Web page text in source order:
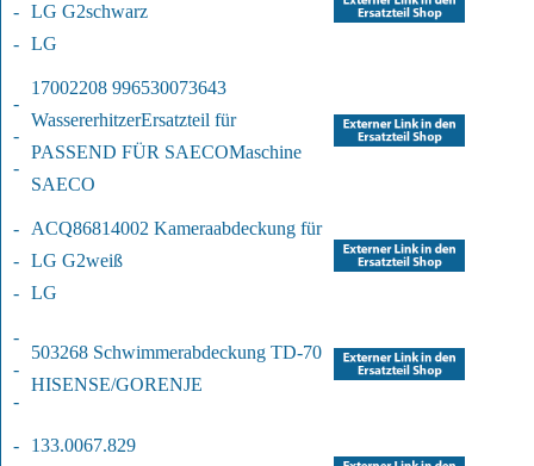
-
-
LG G2schwarz
LG
-
-
-
17002208 996530073643
WassererhitzerErsatzteil für
PASSEND FÜR SAECOMaschine
SAECO
-
-
-
ACQ86814002 Kameraabdeckung für
LG G2weiß
LG
-
-
-
503268 Schwimmerabdeckung TD-70
HISENSE/GORENJE
-
133.0067.829